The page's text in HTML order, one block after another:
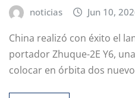
noticias Jun 10,
China realizó con éxito el
portador Zhuque-2E Y6,
colocar en órbita dos